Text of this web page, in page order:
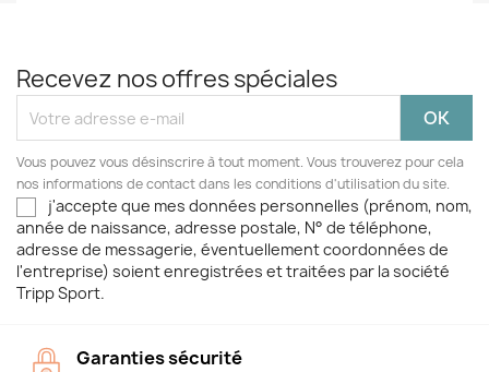
Recevez nos offres spéciales
Vous pouvez vous désinscrire à tout moment. Vous trouverez pour cela
nos informations de contact dans les conditions d'utilisation du site.
j'accepte que mes données personnelles (prénom, nom,
année de naissance, adresse postale, N° de téléphone,
adresse de messagerie, éventuellement coordonnées de
l'entreprise) soient enregistrées et traitées par la société
Tripp Sport.
Garanties sécurité